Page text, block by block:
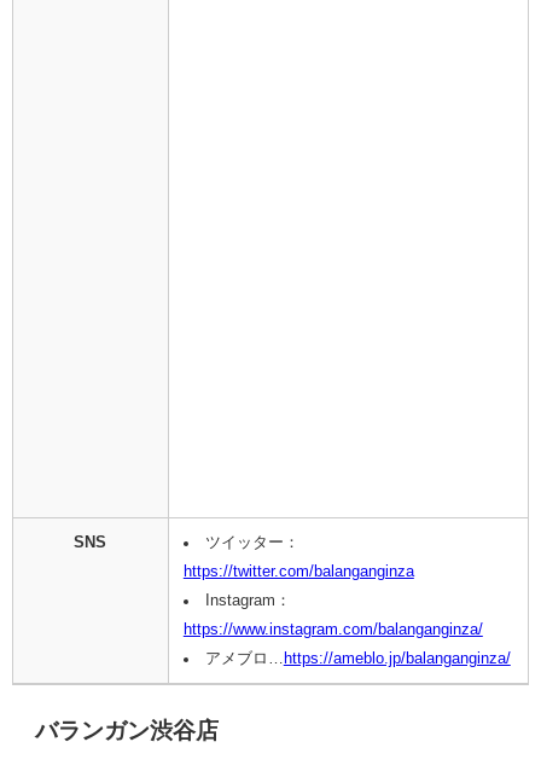
SNS
ツイッター：
https://twitter.com/balanganginza
Instagram：
https://www.instagram.com/balanganginza/
アメブロ…
https://ameblo.jp/balanganginza/
バランガン渋谷店